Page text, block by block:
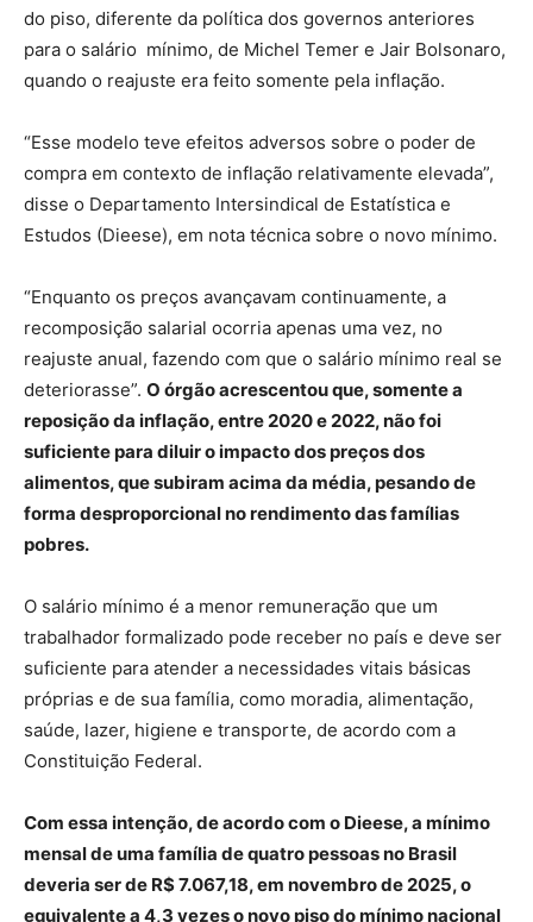
do piso, diferente da política dos governos anteriores
para o salário mínimo, de Michel Temer e Jair Bolsonaro,
quando o reajuste era feito somente pela inflação.
“Esse modelo teve efeitos adversos sobre o poder de
compra em contexto de inflação relativamente elevada”,
disse o Departamento Intersindical de Estatística e
Estudos (Dieese), em nota técnica sobre o novo mínimo.
“Enquanto os preços avançavam continuamente, a
recomposição salarial ocorria apenas uma vez, no
reajuste anual, fazendo com que o salário mínimo real se
deteriorasse”. O órgão acrescentou que, somente a
reposição da inflação, entre 2020 e 2022, não foi
suficiente para diluir o impacto dos preços dos
alimentos, que subiram acima da média, pesando de
forma desproporcional no rendimento das famílias
pobres.
O salário mínimo é a menor remuneração que um
trabalhador formalizado pode receber no país e deve ser
suficiente para atender a necessidades vitais básicas
próprias e de sua família, como moradia, alimentação,
saúde, lazer, higiene e transporte, de acordo com a
Constituição Federal.
Com essa intenção, de acordo com o Dieese, a mínimo
mensal de uma família de quatro pessoas no Brasil
deveria ser de R$ 7.067,18, em novembro de 2025, o
equivalente a 4,3 vezes o novo piso do mínimo nacional